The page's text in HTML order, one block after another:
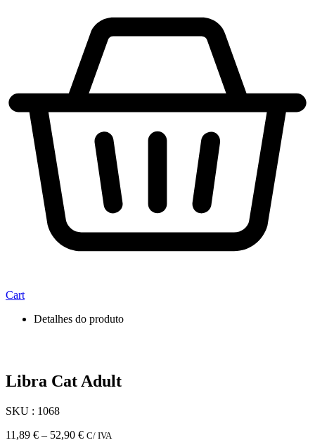
Cart
Detalhes do produto
Libra Cat Adult
SKU : 1068
11,89 € – 52,90 €Price
C/ IVA